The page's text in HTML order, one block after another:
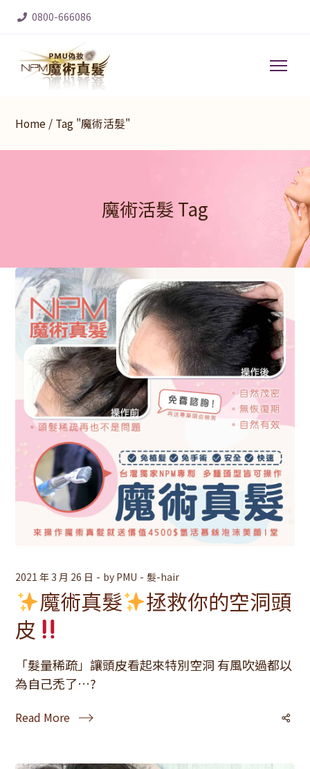
0800-666086
Home / Tag "魔術活髮"
魔術活髮 Tag
2021 年 3 月 26 日 by PMU 髮-hair
魔術真髮
拯救你的空洞頭
皮
「髮量稀疏」讓頭皮看起來特別空洞 有風吹過都以
為自己禿了…?
Read More